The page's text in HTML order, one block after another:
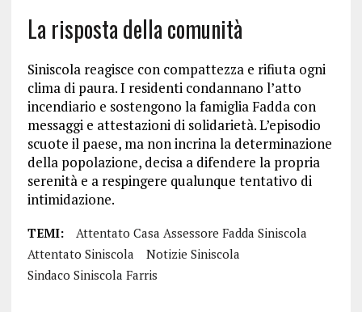
La risposta della comunità
Siniscola reagisce con compattezza e rifiuta ogni
clima di paura. I residenti condannano l’atto
incendiario e sostengono la famiglia Fadda con
messaggi e attestazioni di solidarietà. L’episodio
scuote il paese, ma non incrina la determinazione
della popolazione, decisa a difendere la propria
serenità e a respingere qualunque tentativo di
intimidazione.
TEMI:
Attentato Casa Assessore Fadda Siniscola
Attentato Siniscola
Notizie Siniscola
Sindaco Siniscola Farris